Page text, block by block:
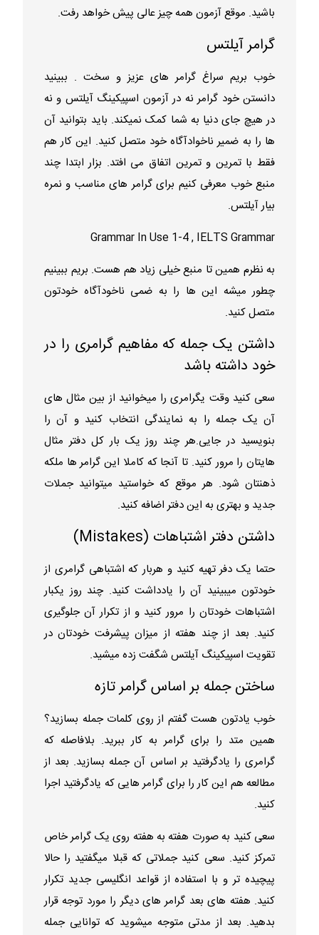
باشید. موقع آزمون همه چیز عالی پیش خواهد رفت.
گرامر آیلتس
خوب بریم سراغ گرامر های عزیز و سخت . ببینید
دانستن خود گرامر نه در آزمون اسپیکینگ آیلتس و نه
در هیچ جای دنیا به شما کمک نمیکند. باید بتوانید آن
ها را به ضمیر ناخوادآگاه خود متصل کنید. این کار هم
فقط با تمرین و تمرین اتفاق می افتد. بزار ابتدا چند
منبع خوب معرفی کنیم برای گرامر های مناسب و نمره
بیار آیلتس.
Grammar In Use 1-4 , IELTS Grammar
به نظرم همین تا منبع خیلی زیاد هم هست. بریم ببینیم
چطور میشه این ها را به ضمی ناخودآگاه خودتون
متصل کنید.
داشتن یک جمله که مفاهیم گرامری را در
خود داشته باشد
سعی کنید وقت یگرامری را میخوانید از بین مثال های
آن یک جمله را به نمایندگی انتخاب کنید و آن را
بنویسید در جایی.هر چند روز یک بار کل دفتر مثال
هایتان را مرور کنید. تا آنجا که کاملا این گرامر ها ملکه
ذهنتان شود. هر موقع که خواستید میتوانید جملات
جدید و بهتری به این دفتر اضافه کنید.
داشتن دفتر اشتباهات (Mistakes)
حتما یک دفر تهیه کنید و هربار که اشتباهی گرامری از
خودتون میبینید آن را یادداشت کنید. چند روز یکبار
اشتباهات خودتان را مرور کنید و از تکرار آن جلوگیری
کنید. بعد از چند هفته از میزان پیشرفت خودتان در
تقویت اسپیکینگ آیلتس شگفت زده میشید.
ساختن جمله بر اساس گرامر تازه
خوب یادتون هست گفتم از روی کلمات جمله بسازید؟
همین متد را برای گرامر به کار ببرید. بلافاصله که
گرامری را یادگرفتید بر اساس آن جمله بسازید. بعد از
مطالعه هم این کار را برای گرامر هایی که یادگرفتید اجرا
کنید.
سعی کنید به صورت هفته به هفته روی یک گرامر خاص
تمرکز کنید. سعی کنید جملاتی که قبلا میگفتید را حالا
پیچیده تر و با استفاده از قواعد انگلیسی جدید تکرار
کنید. هفته های بعد گرامر های دیگر را مورد توجه قرار
بدهید. بعد از مدتی متوجه میشوید که توانایی جمله